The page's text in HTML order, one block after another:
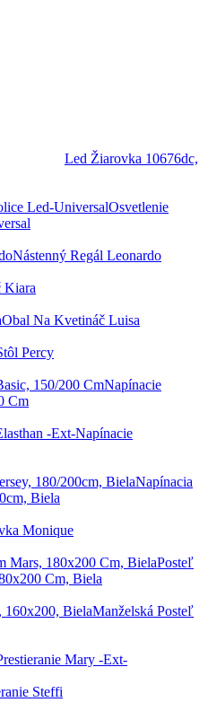
Led Žiarovka 10676dc,
Osvetlenie
Nástenný Regál Leonardo
Kiara
Obal Na Kvetináč Luisa
Percy
Napínacie
Cm
Napínacie
Napínacia
Biela
Monique
Posteľ
Cm, Biela
Manželská Posteľ
Mary -Ext-
Steffi